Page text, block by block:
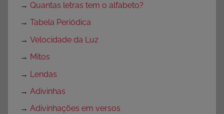
→ Quantas letras tem o alfabeto?
→ Tabela Periódica
→ Velocidade da Luz
→ Mitos
→ Lendas
→ Adivinhas
→ Adivinhações em versos